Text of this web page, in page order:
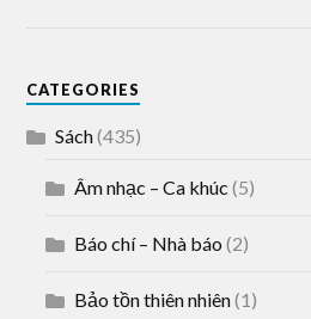
CATEGORIES
Sách(435)
Âm nhạc – Ca khúc (5)
Báo chí – Nhà báo (2)
Bảo tồn thiên nhiên(1)